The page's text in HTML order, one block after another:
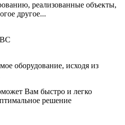
реализованные объекты,
другое...
оборудование, исходя из
Вам быстро и легко
решение